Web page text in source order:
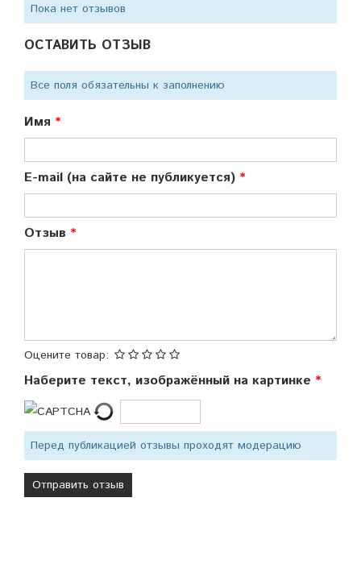
Пока нет отзывов
ОСТАВИТЬ ОТЗЫВ
Все поля обязательны к заполнению
Имя
E-mail (на сайте не публикуется)
Отзыв
Оцените товар:
Наберите текст, изображённый на картинке
Перед публикацией отзывы проходят модерацию